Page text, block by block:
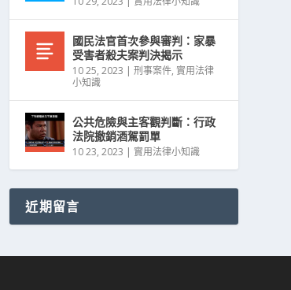
國民法官首次參與審判：家暴
受害者殺夫案判決揭示
10 25, 2023 |刑事案件, 實用法律
小知識
公共危險與主客觀判斷：行政
法院撤銷酒駕罰單
10 23, 2023 | 實用法律小知識
近期留言